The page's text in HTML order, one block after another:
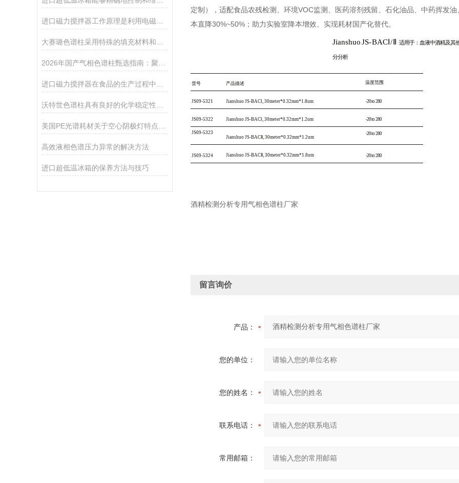
进口磁力搅拌器工作原理是利用电磁感应原理
高效液相色谱压力异常的解决方法
进口超低温冰箱的保养方法与技巧
定制），适配食品农残检测、环境VOC监测、医药溶剂残留、石化油品、中药挥发
本直降30%~50%；助力实验室降本增效、实现耗材国产化替代。
JianshuoJS-BAC Ⅰ/Ⅱ 适用于：血液中酒精及其
分分析
货号 产品描述 温度范围
JS09-5321 Jianshuo JS-BACⅠ, 30meter*0.32mm*1.8um -20 to 280
JS09-5322 Jianshuo JS-BACⅠ, 30meter*0.32mm*1.2um -20 to 280
JS09-5323
Jianshuo JS-BACⅡ, 30meter*0.32mm*1.2um
-20 to 280
JS09-5324 Jianshuo JS-BACⅡ, 30meter*0.32mm*1.8um -20 to 280
酒精检测分析专用气相色谱柱厂家
留言询价
产品：
您的单位：
您的姓名：
联系电话：
常用邮箱：